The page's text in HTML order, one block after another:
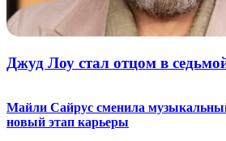
Джуд Лоу стал отцом в
Майли Сайрус сменила
новый этап карьеры